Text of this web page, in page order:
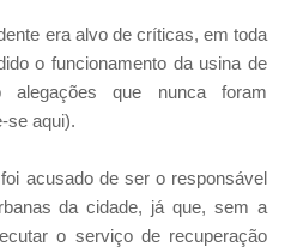
era alvo de críticas, em toda
o funcionamento da usina de
que nunca foram
se aqui).
acusado de ser o responsável
da cidade, já que, sem a
o serviço de recuperação